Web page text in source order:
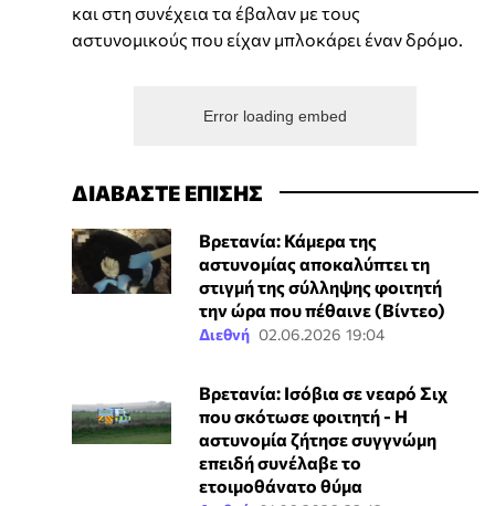
και στη συνέχεια τα έβαλαν με τους
αστυνομικούς που είχαν μπλοκάρει έναν δρόμο.
Error loading embed
ΔΙΑΒΑΣΤΕ ΕΠΙΣΗΣ
Βρετανία: Κάμερα της
αστυνομίας αποκαλύπτει τη
στιγμή της σύλληψης φοιτητή
την ώρα που πέθαινε (Βίντεο)
Διεθνή 02.06.2026 19:04
Βρετανία: Ισόβια σε νεαρό Σιχ
που σκότωσε φοιτητή - Η
αστυνομία ζήτησε συγγνώμη
επειδή συνέλαβε το
ετοιμοθάνατο θύμα